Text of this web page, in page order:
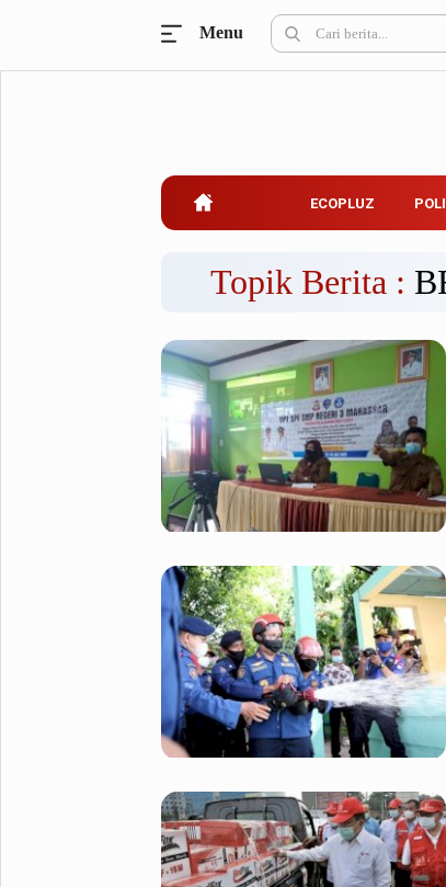
Belanja
Kuliner
Pemilu
Partai Politik
Pilpres
Hukum & Kriminal
Internasional
Citizen
Pemerintahan
Bulutangkis
Golf
Menu
ECOPLUZ
Topik Berita :